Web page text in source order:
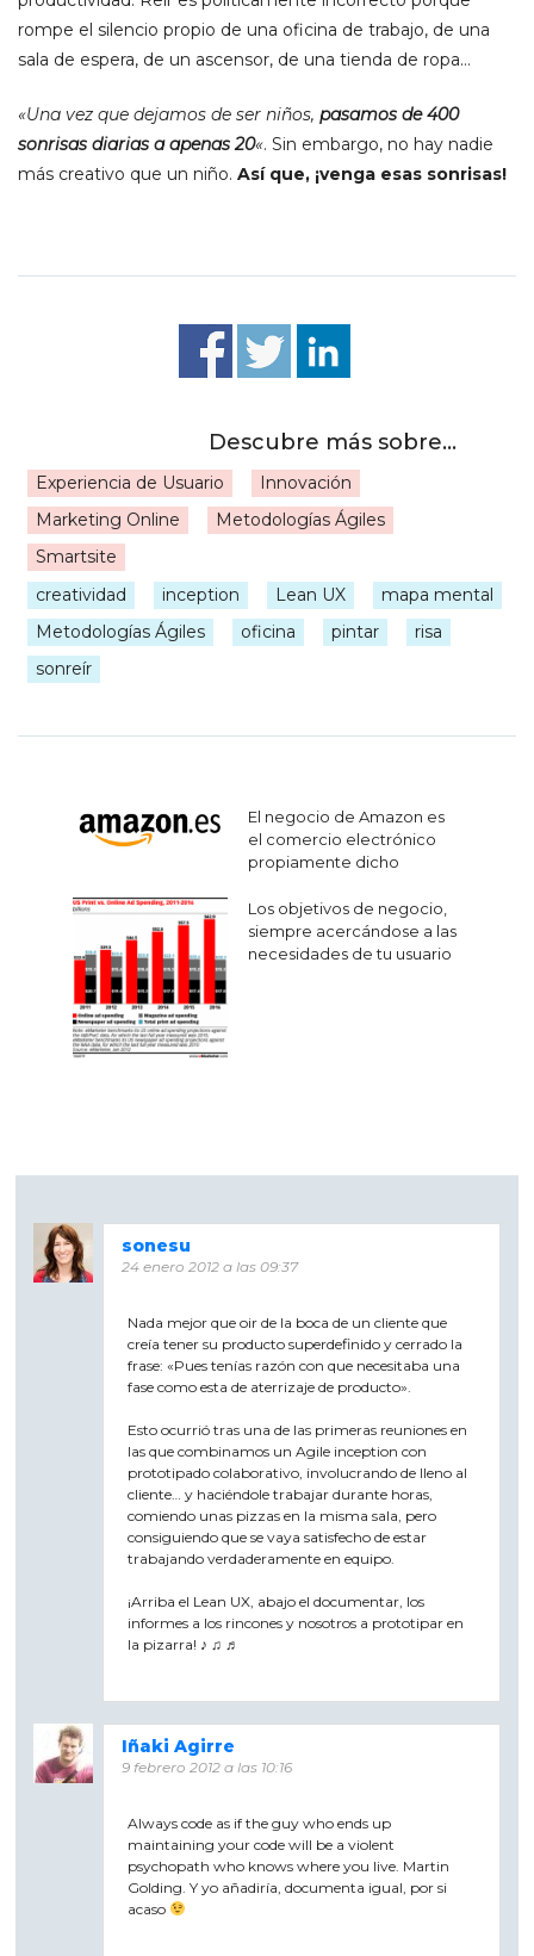
rompe el silencio propio de una oficina de trabajo, de una
sala de espera, de un ascensor, de una tienda de ropa…
«Una vez que dejamos de ser niños, pasamos de 400
sonrisas diarias a apenas 20«. Sin embargo, no hay nadie
más creativo que un niño. Así que, ¡venga esas sonrisas!
Experiencia de Usuario
Innovación
Marketing Online
Metodologías Ágiles
Smartsite
creatividad inception Lean UX
mapa mental
Metodologías Ágiles
oficina pintar
risa
sonreír
Navegación
de
El negocio de Amazon es
el comercio electrónico
propiamente dicho
Los objetivos de negocio,
siempre acercándose a las
necesidades de tu usuario
sonesu
24 enero 2012 a las 09:37
Nada mejor que oir de la boca de un cliente que
creía tener su producto superdefinido y cerrado la
frase: «Pues tenías razón con que necesitaba una
fase como esta de aterrizaje de producto».
Esto ocurrió tras una de las primeras reuniones en
las que combinamos un Agile inception con
prototipado colaborativo, involucrando de lleno al
cliente… y haciéndole trabajar durante horas,
comiendo unas pizzas en la misma sala, pero
consiguiendo que se vaya satisfecho de estar
trabajando verdaderamente en equipo.
¡Arriba el Lean UX, abajo el documentar, los
informes a los rincones y nosotros a prototipar en
la pizarra! ♪ ♫ ♬
Iñaki Agirre
9 febrero 2012 a las 10:16
Always code as if the guy who ends up
maintaining your code will be a violent
psychopath who knows where you live. Martin
Golding. Y yo añadiría, documenta igual, por si
acaso